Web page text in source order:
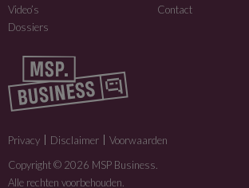
Video’s
Dossiers
Contact
Privacy Disclaimer
Voorwaarden
Copyright © 2026 MSP Business.
Alle rechten voorbehouden.